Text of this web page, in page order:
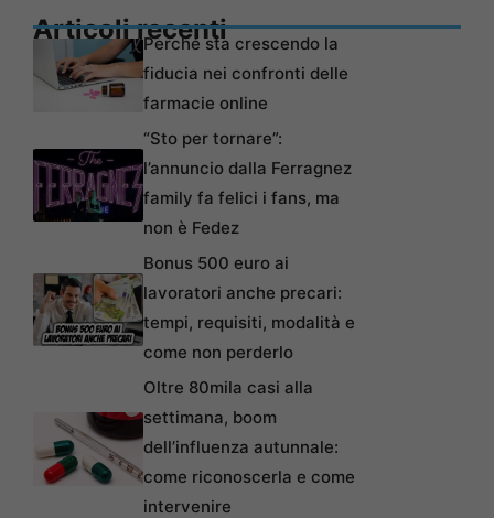
Articoli recentiPerché sta crescendo la
fiducia nei confronti delle
farmacie online
“Sto per tornare”:
l’annuncio dalla Ferragnez
family fa felici i fans, ma
non è Fedez
Bonus 500 euro ai
lavoratori anche precari:
tempi, requisiti, modalità e
come non perderlo
Oltre 80mila casi alla
settimana, boom
dell’influenza autunnale:
come riconoscerla e come
intervenire